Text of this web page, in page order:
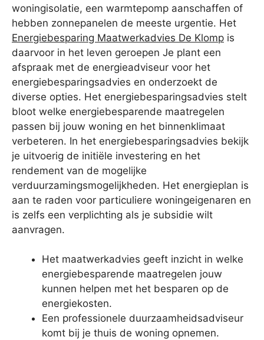
woningisolatie, een warmtepomp aanschaffen of
hebben zonnepanelen de meeste urgentie. Het
Energiebesparing Maatwerkadvies De Klomp is
daarvoor in het leven geroepen Je plant een
afspraak met de energieadviseur voor het
energiebesparingsadvies en onderzoekt de
diverse opties. Het energiebesparingsadvies stelt
bloot welke energiebesparende maatregelen
passen bij jouw woning en het binnenklimaat
verbeteren. In het energiebesparingsadvies bekijk
je uitvoerig de initiële investering en het
rendement van de mogelijke
verduurzamingsmogelijkheden. Het energieplan is
aan te raden voor particuliere woningeigenaren en
is zelfs een verplichting als je subsidie wilt
aanvragen.
Het maatwerkadvies geeft inzicht in welke
energiebesparende maatregelen jouw
kunnen helpen met het besparen op de
energiekosten.
Een professionele duurzaamheidsadviseur
komt bij je thuis de woning opnemen.